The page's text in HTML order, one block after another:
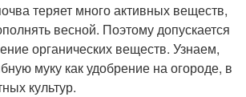
теряет много активных веществ,
весной. Поэтому допускается
органических веществ. Узнаем,
муку как удобрение на огороде, в
культур.